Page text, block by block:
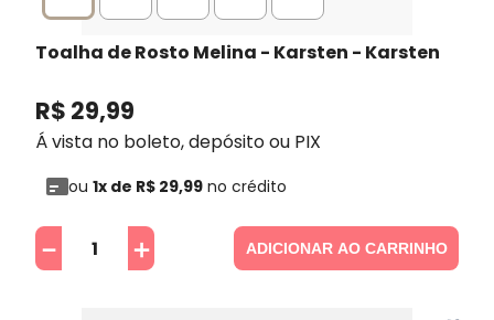
Toalha de Rosto Melina - Karsten - Karsten
R$ 29,99
Á vista no boleto, depósito ou PIX
ou 1x de R$ 29,99 no crédito
＋
－ ADICIONAR AO CARRINHO